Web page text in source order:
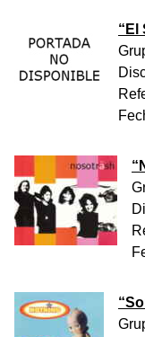
“ El
“
“